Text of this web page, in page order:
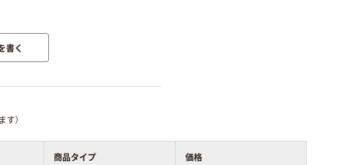
書く
す）
商品タイプ 価格